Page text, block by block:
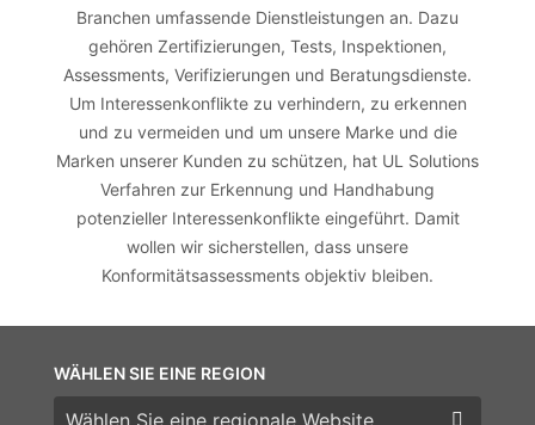
Branchen umfassende Dienstleistungen an. Dazu
gehören Zertifizierungen, Tests, Inspektionen,
Assessments, Verifizierungen und Beratungsdienste.
Um Interessenkonflikte zu verhindern, zu erkennen
und zu vermeiden und um unsere Marke und die
Marken unserer Kunden zu schützen, hat UL Solutions
Verfahren zur Erkennung und Handhabung
potenzieller Interessenkonflikte eingeführt. Damit
wollen wir sicherstellen, dass unsere
Konformitätsassessments objektiv bleiben.
WÄHLEN SIE EINE REGION
Wählen Sie eine Region